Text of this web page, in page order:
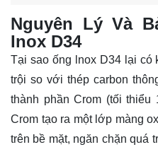
Nguyên Lý Và
Inox D34
Tại sao ống lnoxD34 lại có
trội so với thép carbon
thành phần Crom (tối thiểu
Crom tạo ra một lớp màng
trên bề mặt, ngăn chặn quá